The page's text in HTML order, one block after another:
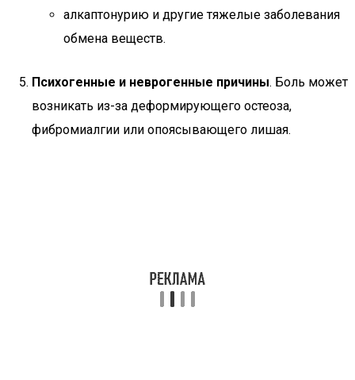
алкаптонурию и другие тяжелые заболевания
обмена веществ.
Психогенные и неврогенные причины. Боль может
возникать из-за деформирующего остеоза,
фибромиалгии или опоясывающего лишая.